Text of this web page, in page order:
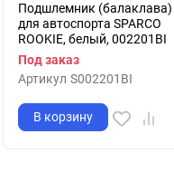
Подшлемник (балаклава)
для автоспорта SPARCO
ROOKIE, белый, 002201BI
Под заказ
Артикул S002201BI
В корзину